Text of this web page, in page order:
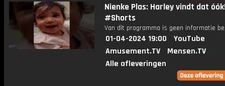
Nienke Plas: Harley vindt dat
#Shorts
Van dit programma is geen informatie
01-04-2024 19:00
YouTube
Amusement.TV
Mensen.TV
Alle afleveringen